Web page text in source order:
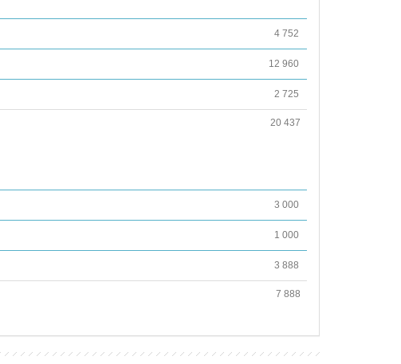
4 752
12 960
2 725
20 437
3 000
1 000
3 888
7 888